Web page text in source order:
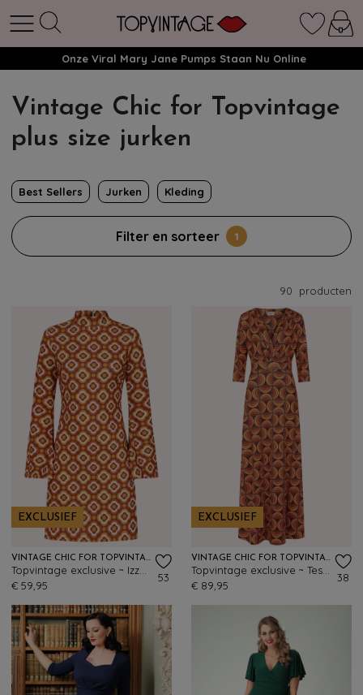
Onze Viral Mary Jane Pumps Staan Nu Online
Vintage Chic for Topvintage
plus size jurken
Best Sellers Jurken Kleding
Filter en sorteer 1
90 producten
EXCLUSIEF
VINTAGE CHIC FOR TOPVINTAGE
€ 59,95
53
EXCLUSIEF
VINTAGE CHIC FOR TOPVINTAGE
€ 89,95
38